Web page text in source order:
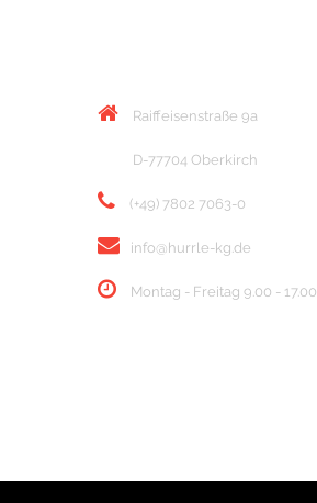
Raiffeisenstraße 9a
D-77704 Oberkirch
(+49) 7802 7063-0
info@hurrle-kg.de
Montag - Freitag 9.00 - 17.00